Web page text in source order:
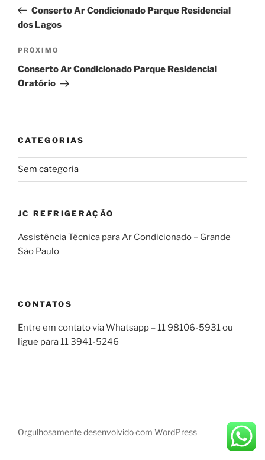
Post
anterior
Conserto Ar Condicionado Parque Residencial
dos Lagos
Próximo
post
PRÓXIMO
Conserto Ar Condicionado Parque Residencial
Oratório
CATEGORIAS
Sem categoria
JC REFRIGERAÇÃO
Assistência Técnica para Ar Condicionado – Grande
São Paulo
CONTATOS
Entre em contato via Whatsapp – 11 98106-5931 ou
ligue para 11 3941-5246
Orgulhosamente desenvolvido com WordPress